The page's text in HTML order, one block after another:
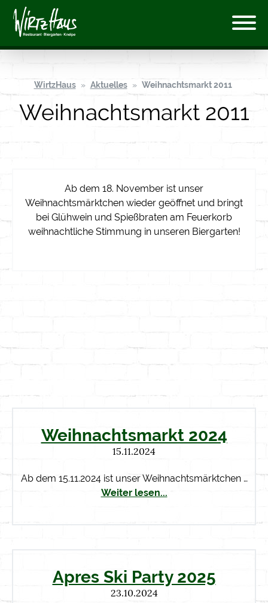
WirtzHaus Aktuelles Weihnachtsmarkt 2011
Weihnachtsmarkt 2011
Ab dem 18. November ist unser
Weihnachtsmärktchen wieder geöffnet und bringt
bei Glühwein und Spießbraten am Feuerkorb
weihnachtliche Stimmung in unseren Biergarten!
Weihnachtsmarkt 2024
15.11.2024
Ab dem 15.11.2024 ist unser Weihnachtsmärktchen …
Weiter lesen...
Apres Ski Party 2025
23.10.2024